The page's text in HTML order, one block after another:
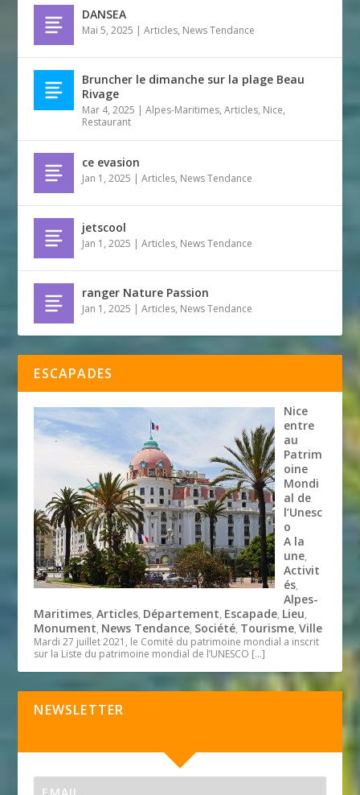
DANSEA
Mai 5, 2025 |Articles, News Tendance
Bruncher le dimanche sur la plage Beau
Rivage
Mar 4, 2025 |Alpes-Maritimes,Articles, Nice,
Restaurant
ce evasion
Jan 1, 2025 |Articles, News Tendance
jetscool
Jan 1, 2025 |Articles, News Tendance
ranger Nature Passion
Jan 1, 2025 |Articles, News Tendance
ESCAPADES
Nice
entre
au
Patrim
oine
Mondi
al de
l’Unesc
o
A la
une,
Activit
és,
Alpes-
Maritimes,Articles, Département, Escapade, Lieu,
Monument, News Tendance, Société, Tourisme,Ville
Mardi 27 juillet 2021, le Comité du patrimoine mondial a inscrit
sur la Liste du patrimoine mondial de l’UNESCO […]
NEWSLETTER